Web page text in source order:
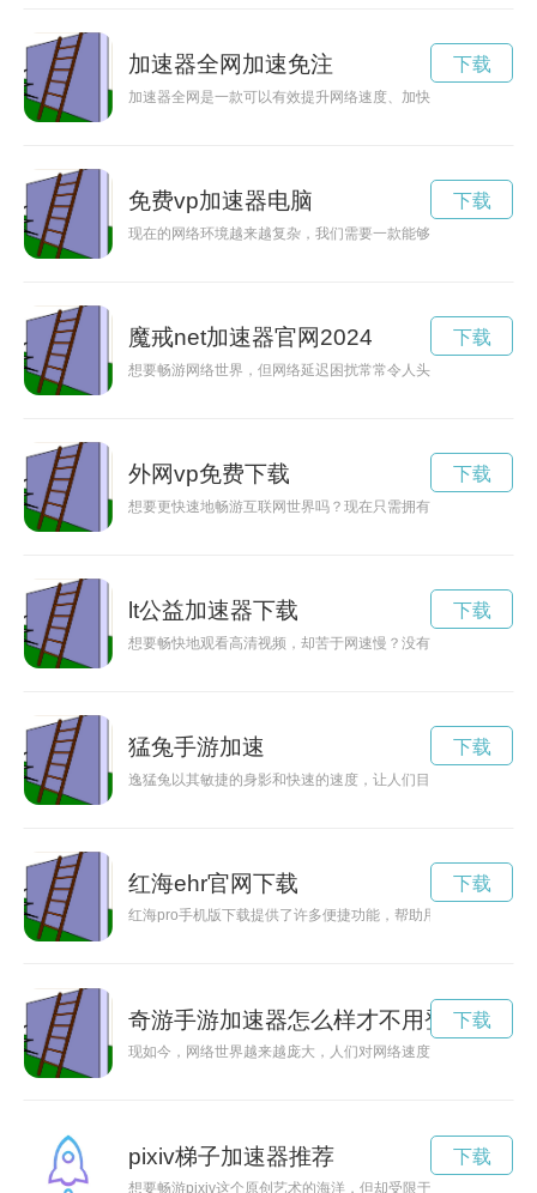
加速器全网加速免注
加速器全网是一款可以有效提升网络速度、加快网页加载、游
下载
免费vp加速器电脑
现在的网络环境越来越复杂，我们需要一款能够保护我们隐私
下载
魔戒net加速器官网2024
想要畅游网络世界，但网络延迟困扰常常令人头痛？那就试试
下载
外网vp免费下载
想要更快速地畅游互联网世界吗？现在只需拥有加速器，每天
下载
lt公益加速器下载
想要畅快地观看高清视频，却苦于网速慢？没有关系！加速乐
下载
猛兔手游加速
逸猛兔以其敏捷的身影和快速的速度，让人们目瞪口呆。在加
下载
红海ehr官网下载
红海pro手机版下载提供了许多便捷功能，帮助用户更好地管理
下载
奇游手游加速器怎么样才不用登录
现如今，网络世界越来越庞大，人们对网络速度要求也越来越
下载
pixiv梯子加速器推荐
想要畅游pixiv这个原创艺术的海洋，但却受限于地区访问的高
下载